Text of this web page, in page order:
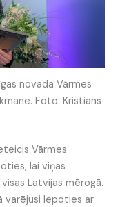
novada Vārmes
Foto: Kristians
Vārmes
lai viņas
Latvijas mērogā.
varējusi lepoties ar